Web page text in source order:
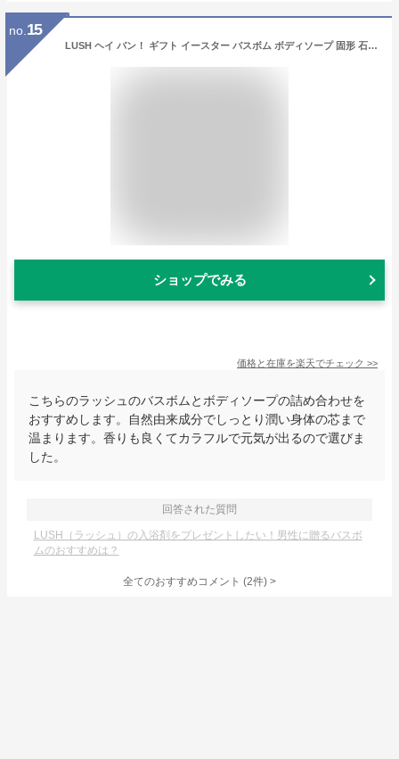
no. 15
LUSH ヘイ バン！ ギフト イースター バスボム ボディソープ 固形 石鹸 シャワージェル 自然由来 コスメ セット コフレ ラッシュ 公式
ショップでみる
価格と在庫を楽天でチェック >>
こちらのラッシュのバスボムとボディソープの詰め合わせを
おすすめします。自然由来成分でしっとり潤い身体の芯まで
温まります。香りも良くてカラフルで元気が出るので選びま
した。
回答された質問
LUSH（ラッシュ）の入浴剤をプレゼントしたい！男性に贈るバスボ
ムのおすすめは？
全てのおすすめコメント (2件) >